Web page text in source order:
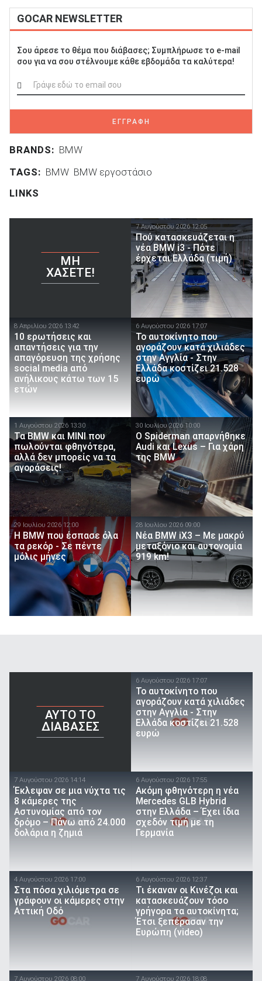
GOCAR NEWSLETTER
Σου άρεσε το θέμα που διάβασες; Συμπλήρωσε το e-mail
σου για να σου στέλνουμε κάθε εβδομάδα τα καλύτερα!
ΕΓΓΡΑΦΗ
BRANDS: BMW
TAGS: BMW BMW εργοστάσιο
LINKS
ΜΗ
ΧΆΣΕΤΕ!
7 Αυγούστου 2026 12:05
Πού κατασκευάζεται η
νέα BMW i3 - Πότε
έρχεται Ελλάδα (τιμή)
8 Απριλίου 2026 13:42
10 ερωτήσεις και
απαντήσεις για την
απαγόρευση της χρήσης
social media από
ανήλικους κάτω των 15
ετών
6 Αυγούστου 2026 17:07
To αυτοκίνητο που
αγοράζουν κατά χιλιάδες
στην Αγγλία - Στην
Ελλάδα κοστίζει 21.528
ευρώ
1 Αυγούστου 2026 13:30
Τα BMW και MINI που
πωλούνται φθηνότερα,
αλλά δεν μπορείς να τα
αγοράσεις!
30 Ιουλίου 2026 10:00
O Spiderman απαρνήθηκε
Audi και Lexus – Για χάρη
της BMW
29 Ιουλίου 2026 12:00
Η BMW που έσπασε όλα
τα ρεκόρ - Σε πέντε
μόλις μήνες
28 Ιουλίου 2026 09:00
Νέα BMW iX3 – Mε μακρύ
μεταξόνιο και αυτονομία
919 km!
AYTO TO
ΔΙΑΒΑΣΕΣ
6 Αυγούστου 2026 17:07
To αυτοκίνητο που
αγοράζουν κατά χιλιάδες
στην Αγγλία - Στην
Ελλάδα κοστίζει 21.528
ευρώ
7 Αυγούστου 2026 14:14
Έκλεψαν σε μια νύχτα τις
8 κάμερες της
Αστυνομίας από τον
δρόμο – Πάνω από 24.000
δολάρια η ζημιά
6 Αυγούστου 2026 17:55
Ακόμη φθηνότερη η νέα
Mercedes GLB Hybrid
στην Ελλάδα – Έχει ίδια
σχεδόν τιμή με τη
Γερμανία
4 Αυγούστου 2026 17:00
Στα πόσα χιλιόμετρα σε
γράφουν οι κάμερες στην
Αττική Οδό
6 Αυγούστου 2026 12:37
Τι έκαναν οι Κινέζοι και
κατασκευάζουν τόσο
γρήγορα τα αυτοκίνητα;
Έτσι ξεπέρασαν την
Ευρώπη (video)
7 Αυγούστου 2026 08:00 7 Αυγούστου 2026 18:08